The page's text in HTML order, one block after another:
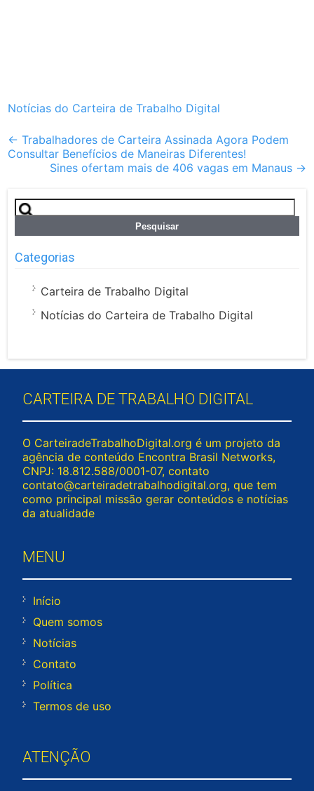
Notícias do Carteira de Trabalho Digital
Post
navigation
← Trabalhadores de Carteira Assinada Agora Podem
Consultar Benefícios de Maneiras Diferentes!
Sines ofertam mais de 406 vagas em Manaus →
Pesquisar
por:
Categorias
Carteira de Trabalho Digital
Notícias do Carteira de Trabalho Digital
CARTEIRA DE TRABALHO DIGITAL
O CarteiradeTrabalhoDigital.org é um projeto da
agência de conteúdo Encontra Brasil Networks,
CNPJ: 18.812.588/0001-07, contato
contato@carteiradetrabalhodigital.org, que tem
como principal missão gerar conteúdos e notícias
da atualidade
MENU
Início
Quem somos
Notícias
Contato
Política
Termos de uso
ATENÇÃO